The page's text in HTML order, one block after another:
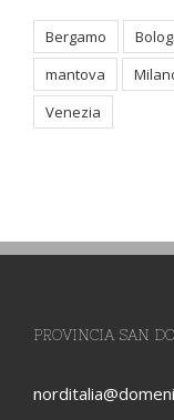
Bergamo
mantova
Venezia
PROVINCIA SAN